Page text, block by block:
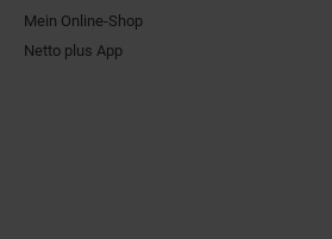
Mein Online-Shop
Netto plus App